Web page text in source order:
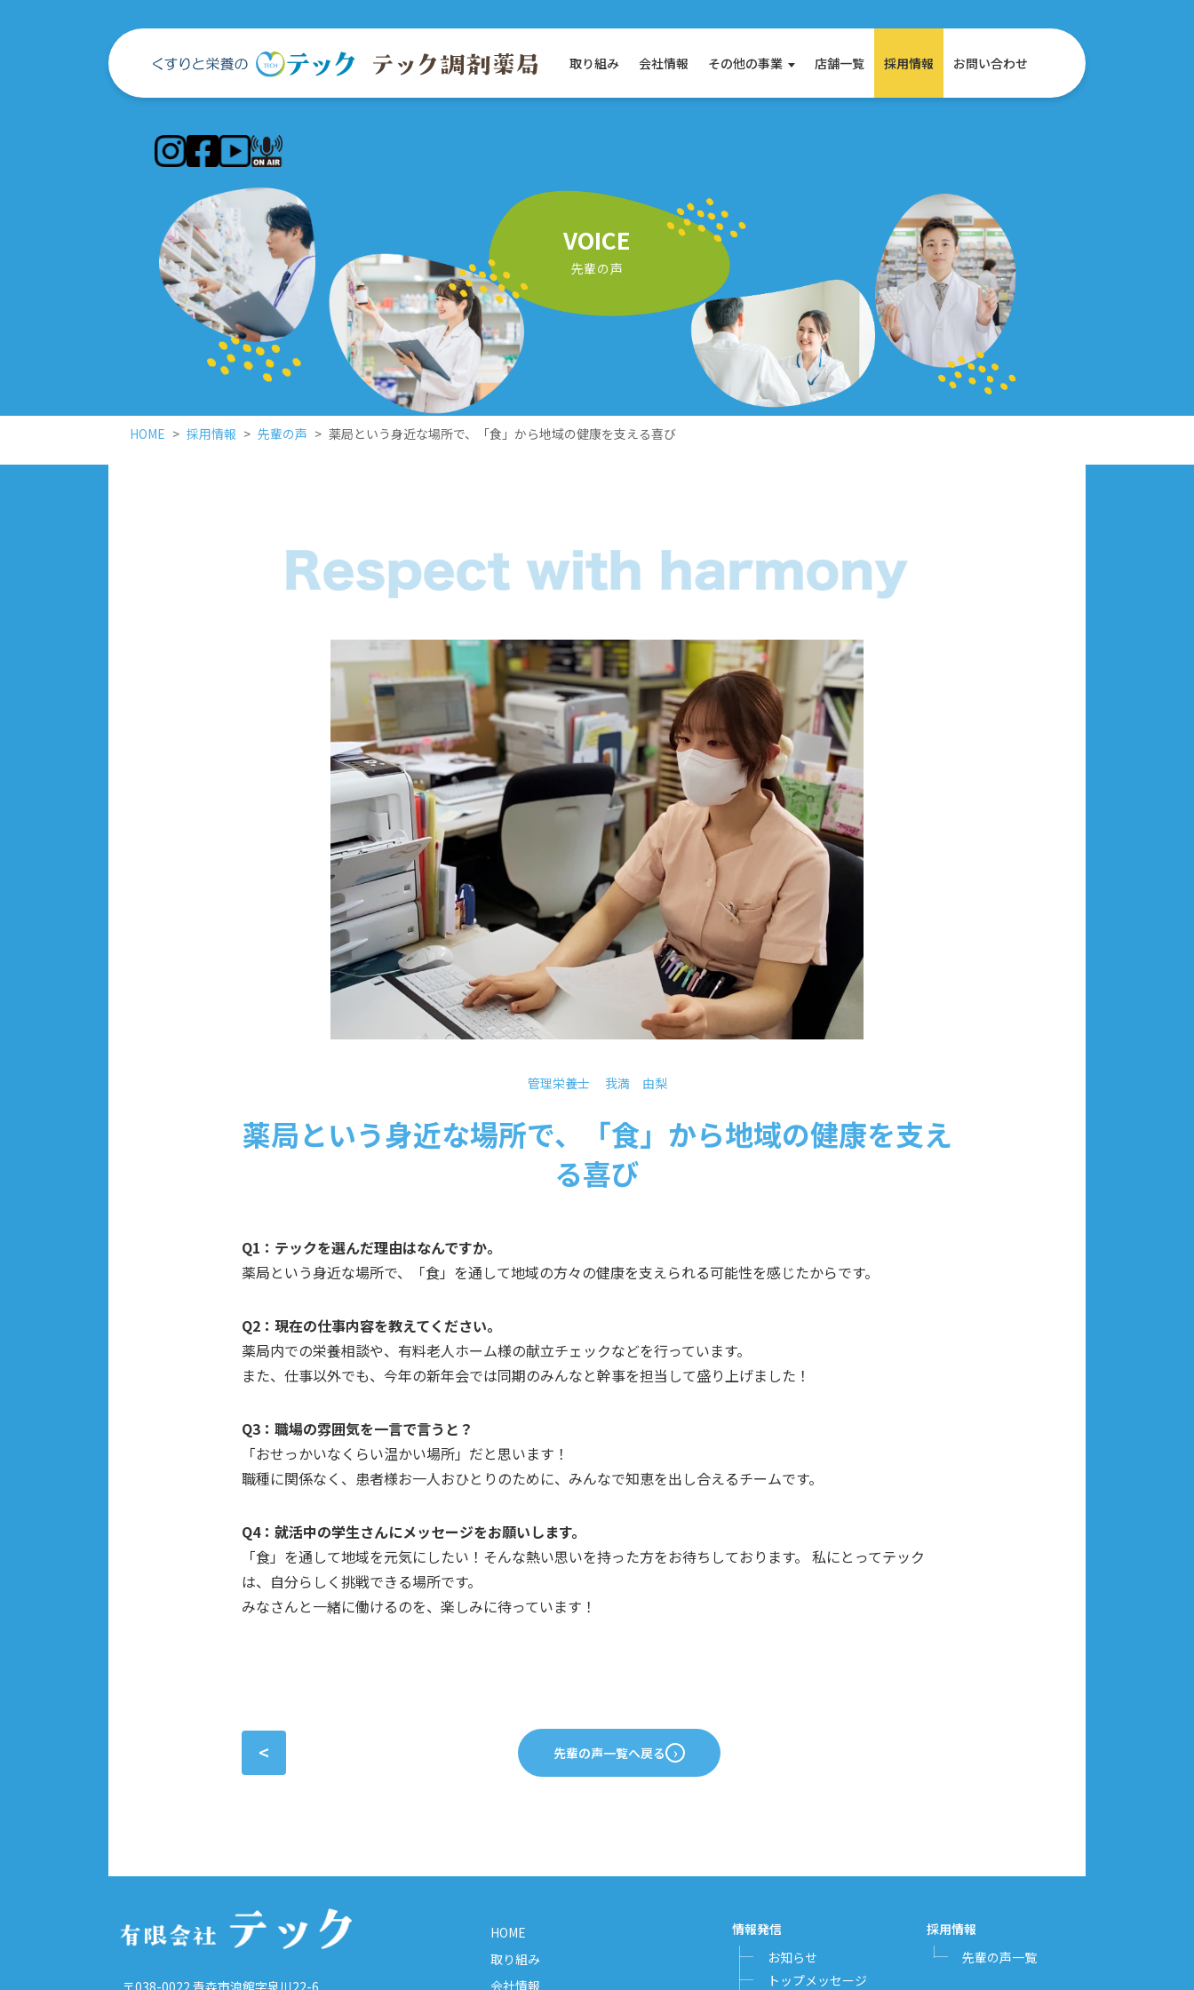
取り組み 会社情報 その他の事業 店舗一覧 採用情報 お問い合わせ
（新しいウィンドウで開きます）
（新しいウィンドウで開きます）
（新しいウィンドウで開きます）
（新しいウィンドウで開きます）
VOICE
先輩の声
HOME 採用情報 先輩の声 薬局という身近な場所で、「食」から地域の健康を支える喜び
管理栄養士 我満 由梨
薬局という身近な場所で、「食」から地域の健康を支え
る喜び
Q1：テックを選んだ理由はなんですか。
薬局という身近な場所で、「食」を通して地域の方々の健康を支えられる可能性を感じたからです。
Q2：現在の仕事内容を教えてください。
薬局内での栄養相談や、有料老人ホーム様の献立チェックなどを行っています。
また、仕事以外でも、今年の新年会では同期のみんなと幹事を担当して盛り上げました！
Q3：職場の雰囲気を一言で言うと？
「おせっかいなくらい温かい場所」だと思います！
職種に関係なく、患者様お一人おひとりのために、みんなで知恵を出し合えるチームです。
Q4：就活中の学生さんにメッセージをお願いします。
「食」を通して地域を元気にしたい！そんな熱い思いを持った方をお待ちしております。 私にとってテック
は、自分らしく挑戦できる場所です。
みなさんと一緒に働けるのを、楽しみに待っています！
< 先輩の声一覧へ戻る
〒038-0022 青森市浪館字泉川22-6
HOME
取り組み
会社情報
情報発信
お知らせ
トップメッセージ
採用情報
先輩の声一覧